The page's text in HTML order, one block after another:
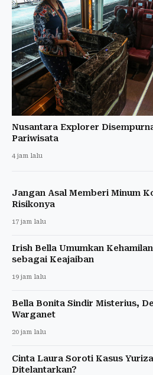
Nusantara Explorer
Pariwisata
4 jam lalu
Jangan Asal Memberi Minum
Risikonya
17 jam lalu
Irish Bella Umumkan
sebagai Keajaiban
19 jam lalu
Bella Bonita Sindir Misterius,
Warganet
20 jam lalu
Cinta Laura Soroti Kasus
Ditelantarkan?